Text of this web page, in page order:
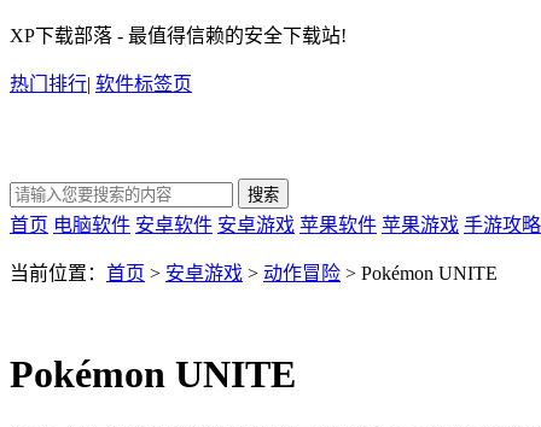
XP下载部落 - 最值得信赖的安全下载站!
热门排行| 软件标签页
首页 电脑软件 安卓软件 安卓游戏 苹果软件 苹果游戏 手游攻略
当前位置： 首页 > 安卓游戏 > 动作冒险 > Pokémon UNITE
Pokémon UNITE